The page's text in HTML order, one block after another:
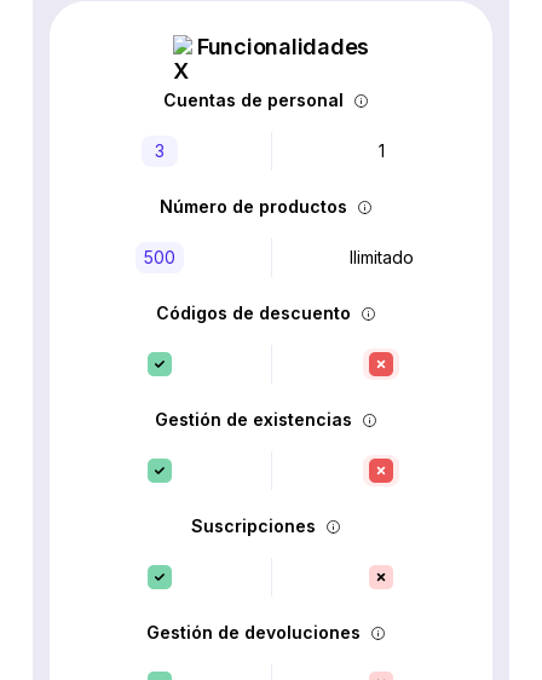
Funcionalidades
Cuentas de personal
3 1
Número de productos
500 Ilimitado
Códigos de descuento
Gestión de existencias
Suscripciones
Gestión de devoluciones